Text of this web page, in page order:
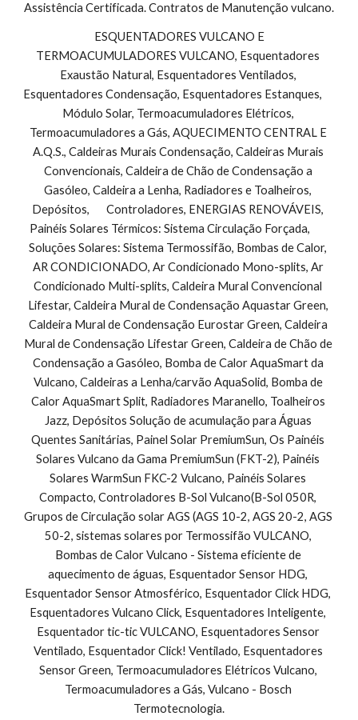
Assistência Certificada. Contratos de Manutenção vulcano.
TERMOACUMULADORES VULCANO, Esquentadores
Exaustão Natural, Esquentadores Ventilados,
Esquentadores Condensação, Esquentadores Estanques,
Módulo Solar, Termoacumuladores Elétricos,
Termoacumuladores a Gás, AQUECIMENTO CENTRAL E
A.Q.S., Caldeiras Murais Condensação, Caldeiras Murais
Convencionais, Caldeira de Chão de Condensação a
Gasóleo, Caldeira a Lenha, Radiadores e Toalheiros,
Depósitos,       Controladores, ENERGIAS RENOVÁVEIS,
Painéis Solares Térmicos: Sistema Circulação Forçada,
Soluções Solares: Sistema Termossifão, Bombas de Calor,
AR CONDICIONADO, Ar Condicionado Mono-splits, Ar
Condicionado Multi-splits, Caldeira Mural Convencional
Lifestar, Caldeira Mural de Condensação Aquastar Green,
Caldeira Mural de Condensação Eurostar Green, Caldeira
Mural de Condensação Lifestar Green, Caldeira de Chão de
Condensação a Gasóleo, Bomba de Calor AquaSmart da
Vulcano, Caldeiras a Lenha/carvão AquaSolid, Bomba de
Calor AquaSmart Split, Radiadores Maranello, Toalheiros
Jazz, Depósitos Solução de acumulação para Águas
Quentes Sanitárias, Painel Solar PremiumSun, Os Painéis
Solares Vulcano da Gama PremiumSun (FKT-2), Painéis
Solares WarmSun FKC-2 Vulcano, Painéis Solares
Compacto, Controladores B-Sol Vulcano(B-Sol 050R,
Grupos de Circulação solar AGS (AGS 10-2, AGS 20-2, AGS
50-2, sistemas solares por Termossifão VULCANO,
Bombas de Calor Vulcano - Sistema eficiente de
aquecimento de águas, Esquentador Sensor HDG,
Esquentador Sensor Atmosférico, Esquentador Click HDG,
Esquentadores Vulcano Click, Esquentadores Inteligente,
Esquentador tic-tic VULCANO, Esquentadores Sensor
Ventilado, Esquentador Click! Ventilado, Esquentadores
Sensor Green, Termoacumuladores Elétricos Vulcano,
Termoacumuladores a Gás, Vulcano - Bosch
Termotecnologia.